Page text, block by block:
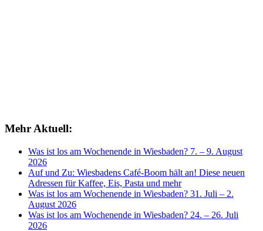
Mehr Aktuell:
Was ist los am Wochenende in Wiesbaden? 7. – 9. August
2026
Auf und Zu: Wiesbadens Café-Boom hält an! Diese neuen
Adressen für Kaffee, Eis, Pasta und mehr
Was ist los am Wochenende in Wiesbaden? 31. Juli – 2.
August 2026
Was ist los am Wochenende in Wiesbaden? 24. – 26. Juli
2026